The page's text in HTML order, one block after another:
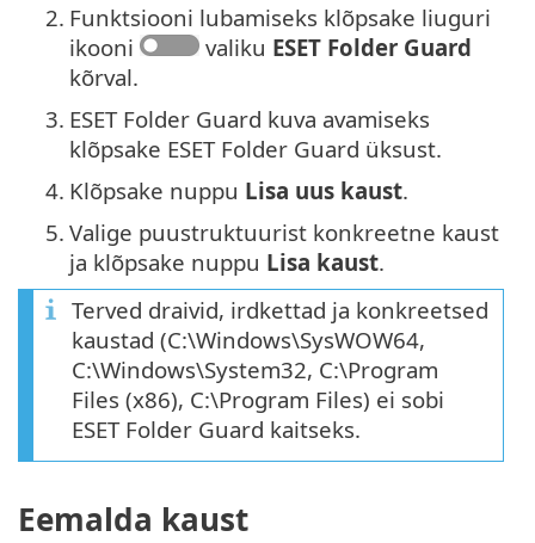
2. Funktsiooni lubamiseks klõpsake liuguri
ikooni
valiku ESET Folder Guard
kõrval.
3. ESET Folder Guard kuva avamiseks
klõpsake ESET Folder Guard üksust.
4. Klõpsake nuppu Lisa uus kaust.
5. Valige puustruktuurist konkreetne kaust
ja klõpsake nuppu Lisa kaust.
Terved draivid, irdkettad ja konkreetsed
kaustad (C:\Windows\SysWOW64,
C:\Windows\System32, C:\Program
Files (x86), C:\Program Files) ei sobi
ESET Folder Guard kaitseks.
Eemalda kaust